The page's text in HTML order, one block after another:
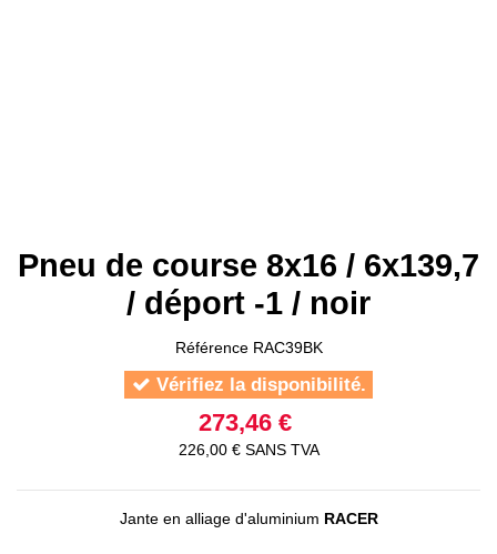
Pneu de course 8x16 / 6x139,7
/ déport -1 / noir
Référence RAC39BK
Vérifiez la disponibilité.
273,46 €
226,00 € SANS TVA
Jante en alliage d'aluminium RACER